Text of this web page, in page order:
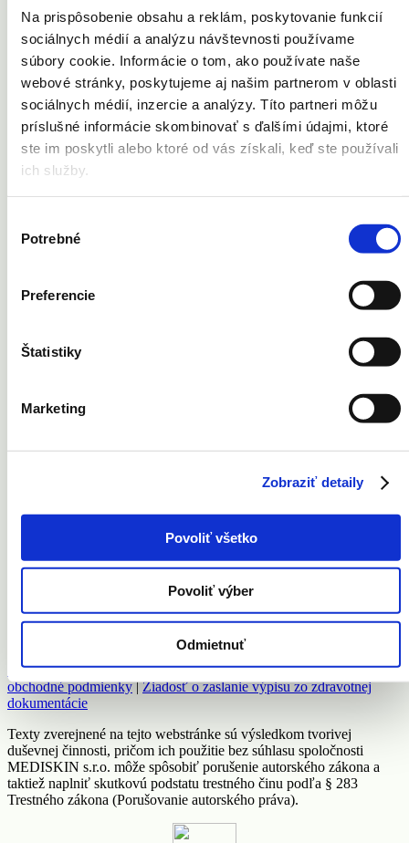
Na prispôsobenie obsahu a reklám, poskytovanie funkcií
sociálnych médií a analýzu návštevnosti používame
súbory cookie. Informácie o tom, ako používate naše
webové stránky, poskytujeme aj našim partnerom v oblasti
sociálnych médií, inzercie a analýzy. Títo partneri môžu
príslušné informácie skombinovať s ďalšími údajmi, ktoré
ste im poskytli alebo ktoré od vás získali, keď ste používali
ich služby.
súhlasu
Potrebné
Preferencie
Štatistiky
Marketing
Zobraziť detaily
Povoliť všetko
Povoliť výber
Odmietnuť
Vaše problémy
Celulitída
Kožné výrastky
Pery
Pleť
Strie
Ochlpenie
Cievne lézie
Znamienka
Tetovanie
Vernostná karta
Newsletter
Facebook
© 2018 MEDISKIN s.r.o. všetky práva vyhradené | MEDISKIN
s.r.o., Mýtna 5, 811 07 Bratislava
+421 905 327 010
mediskin@mediskin.sk|Ochrana osobných údajov|Všeobecné
obchodné podmienky|Žiadosť o zaslanie výpisu zo zdravotnej
dokumentácie
Texty zverejnené na tejto webstránke sú výsledkom tvorivej
duševnej činnosti, pričom ich použitie bez súhlasu spoločnosti
MEDISKIN s.r.o. môže spôsobiť porušenie autorského zákona a
taktiež naplniť skutkovú podstatu trestného činu podľa § 283
Trestného zákona (Porušovanie autorského práva).